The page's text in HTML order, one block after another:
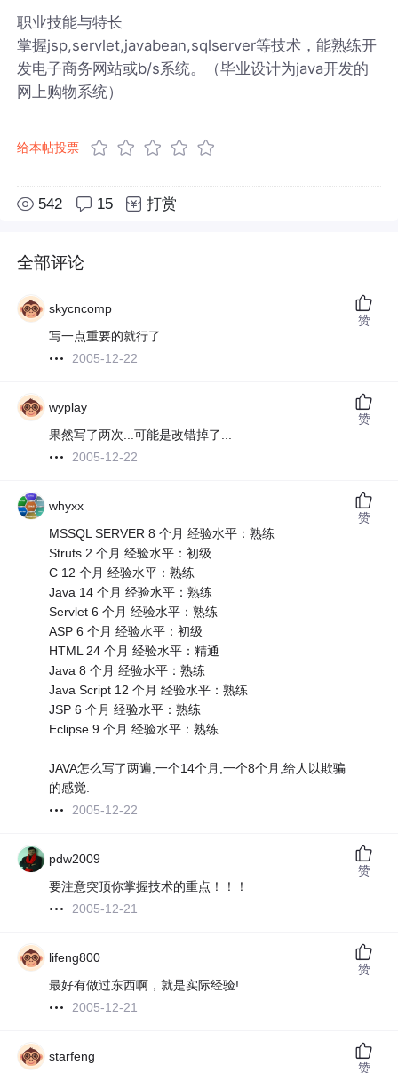
职业技能与特长
掌握jsp,servlet,javabean,sqlserver等技术，能熟练开
发电子商务网站或b/s系统。（毕业设计为java开发的
网上购物系统）
给本帖投票
542 15 打赏
全部评论
skycncomp
写一点重要的就行了
2005-12-22
赞
wyplay
果然写了两次...可能是改错掉了...
2005-12-22
赞
whyxx
MSSQL SERVER 8 个月 经验水平：熟练
Struts 2 个月 经验水平：初级
C 12 个月 经验水平：熟练
Java 14 个月 经验水平：熟练
Servlet 6 个月 经验水平：熟练
ASP 6 个月 经验水平：初级
HTML 24 个月 经验水平：精通
Java 8 个月 经验水平：熟练
Java Script 12 个月 经验水平：熟练
JSP 6 个月 经验水平：熟练
Eclipse 9 个月 经验水平：熟练
JAVA怎么写了两遍,一个14个月,一个8个月,给人以欺骗
的感觉.
2005-12-22
赞
pdw2009
要注意突顶你掌握技术的重点！！！
2005-12-21
赞
lifeng800
最好有做过东西啊，就是实际经验!
2005-12-21
赞
starfeng
赞